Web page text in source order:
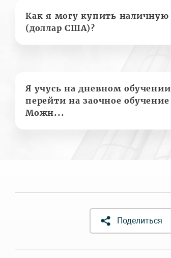
Как я могу купить
(доллар США)?
Я учусь на дневном
перейти на заочное
Можн...
Поделиться